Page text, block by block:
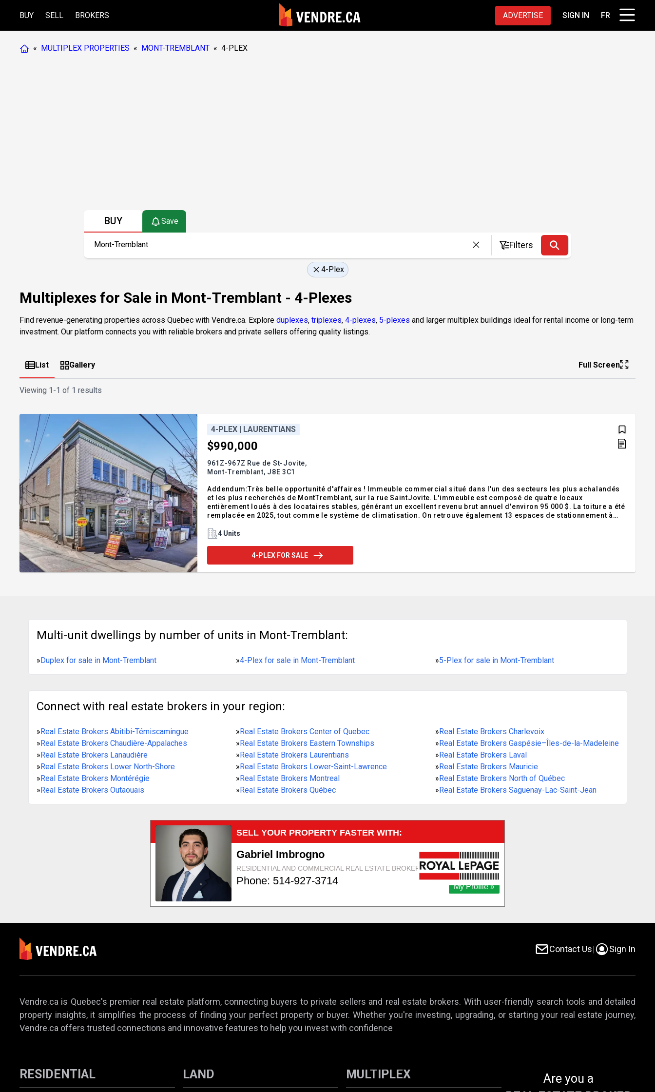
BUY SELL BROKERS ADVERTISE SIGN IN FR
« MULTIPLEX PROPERTIES « MONT-TREMBLANT « 4-PLEX
BUY Save
Filters
4-Plex
Multiplexes for Sale in Mont-Tremblant - 4-Plexes
Find revenue-generating properties across Quebec with Vendre.ca. Explore duplexes, triplexes, 4-plexes, 5-plexes and larger multiplex buildings ideal for rental income or long-term
investment. Our platform connects you with reliable brokers and private sellers offering quality listings.
List Gallery Full Screen
Viewing 1-1 of 1 results
4-PLEX | LAURENTIANS
$990,000
961Z-967Z Rue de St-Jovite,
Mont-Tremblant, J8E 3C1
Addendum:Très belle opportunité d'affaires ! Immeuble commercial situé dans l'un des secteurs les plus achalandés
et les plus recherchés de MontTremblant, sur la rue SaintJovite. L'immeuble est composé de quatre locaux
entièrement loués à des locataires stables, générant un excellent revenu brut annuel d'environ 95 000 $. La toiture a été
remplacée en 2025, tout comme le système de climatisation. On retrouve également 13 espaces de stationnement à
pas manquer.
4 Units
4-PLEX FOR SALE
Multi-unit dwellings by number of units in Mont-Tremblant:
» Duplex for sale in Mont-Tremblant »4-Plex for sale in Mont-Tremblant »5-Plex for sale in Mont-Tremblant
Connect with real estate brokers in your region:
» Real Estate Brokers Abitibi-Témiscamingue » Real Estate Brokers Center of Quebec » Real Estate Brokers Charlevoix
» Real Estate Brokers Chaudière-Appalaches » Real Estate Brokers Eastern Townships » Real Estate Brokers Gaspésie–Îles-de-la-Madeleine
» Real Estate Brokers Lanaudière » Real Estate Brokers Laurentians » Real Estate Brokers Laval
» Real Estate Brokers Lower North-Shore » Real Estate Brokers Lower-Saint-Lawrence » Real Estate Brokers Mauricie
» Real Estate Brokers Montérégie » Real Estate Brokers Montreal » Real Estate Brokers North of Québec
» Real Estate Brokers Outaouais » Real Estate Brokers Québec » Real Estate Brokers Saguenay-Lac-Saint-Jean
Contact Us| Sign In
Vendre.ca is Quebec's premier real estate platform, connecting buyers to private sellers and real estate brokers. With user-friendly search tools and detailed
property insights, it simplifies the process of finding your perfect property or buyer. Whether you're investing, upgrading, or starting your real estate journey,
Vendre.ca offers trusted connections and innovative features to help you invest with confidence
RESIDENTIAL LAND MULTIPLEX
Are you a